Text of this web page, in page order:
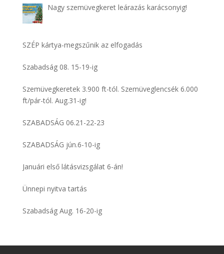
Nagy szemüvegkeret leárazás karácsonyig!
SZÉP kártya-megszűnik az elfogadás
Szabadság 08. 15-19-ig
Szemüvegkeretek 3.900 ft-tól. Szemüveglencsék 6.000
ft/pár-tól. Aug.31-ig!
SZABADSÁG 06.21-22-23
SZABADSÁG jún.6-10-ig
Januári első látásvizsgálat 6-án!
Ünnepi nyitva tartás
Szabadság Aug. 16-20-ig